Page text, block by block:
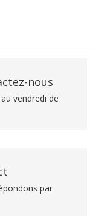
nous
vendredi de
par